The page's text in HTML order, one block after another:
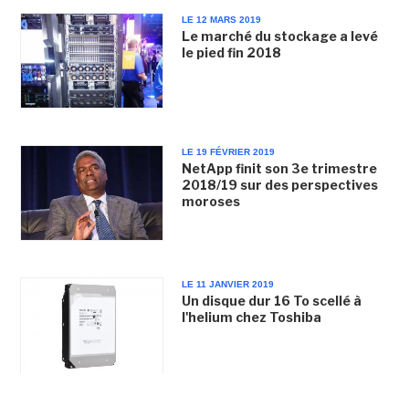
LE 12 MARS 2019
Le marché du stockage a levé
le pied fin 2018
LE 19 FÉVRIER 2019
NetApp finit son 3e trimestre
2018/19 sur des perspectives
moroses
LE 11 JANVIER 2019
Un disque dur 16 To scellé à
l'helium chez Toshiba